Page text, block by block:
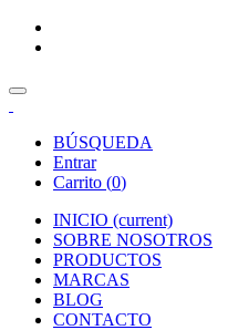
BÚSQUEDA
Entrar
Carrito (0)
INICIO (current)
SOBRE NOSOTROS
PRODUCTOS
MARCAS
BLOG
CONTACTO